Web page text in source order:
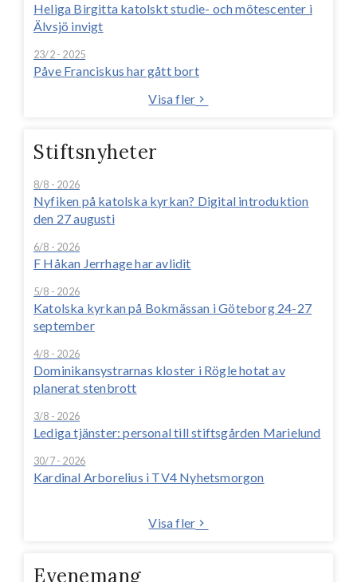
Heliga Birgitta katolskt studie- och mötescenter i
Älvsjö invigt
23/2 - 2025
Påve Franciskus har gått bort
Visa fler
Stiftsnyheter
8/8 - 2026
Nyfiken på katolska kyrkan? Digital introduktion
den 27 augusti
6/8 - 2026
F Håkan Jerrhage har avlidit
5/8 - 2026
Katolska kyrkan på Bokmässan i Göteborg 24-27
september
4/8 - 2026
Dominikansystrarnas kloster i Rögle hotat av
planerat stenbrott
3/8 - 2026
Lediga tjänster: personal till stiftsgården Marielund
30/7 - 2026
Kardinal Arborelius i TV4 Nyhetsmorgon
Visa fler
Evenemang